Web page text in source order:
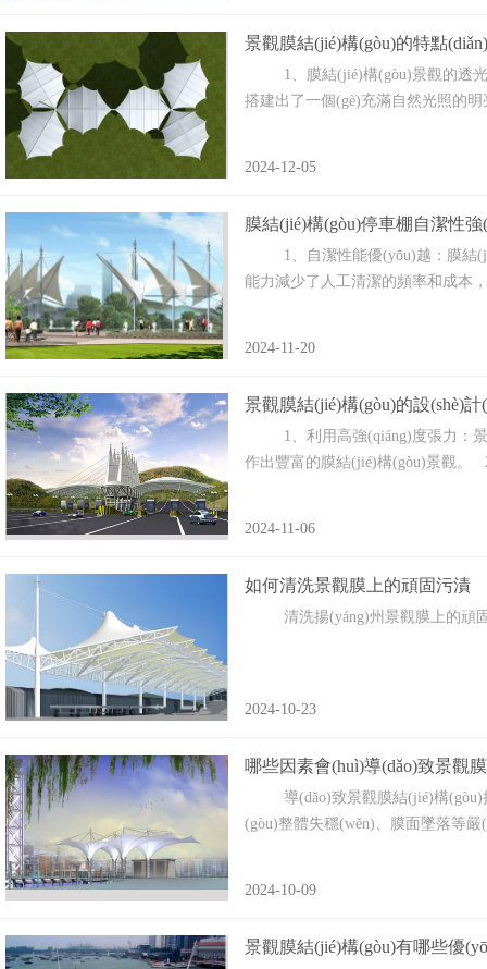
景觀膜結(jié)構(gòu)的特點
1、膜結(jié)構(gòu)景觀的透
搭建出了一個(gè)充滿自然光照的明亮
2024-12-05
膜結(jié)構(gòu)停車棚自潔性強
1、自潔性能優(yōu)越：膜結
能力減少了人工清潔的頻率和成本
2024-11-20
景觀膜結(jié)構(gòu)的設(shè)
1、利用高強(qiáng)度張力‌：景觀
作出豐富的膜結(jié)構(gòu)景觀‌。
2024-11-06
如何清洗景觀膜上的頑固污漬
清洗揚(yáng)州景觀膜上的頑固污
2024-10-23
哪些因素會(huì)導(dǎo)致景觀
導(dǎo)致景觀膜結(jié)構(gòu)損
(gòu)整體失穩(wěn)、‌膜面墜落等
2024-10-09
景觀膜結(jié)構(gòu)有哪些優